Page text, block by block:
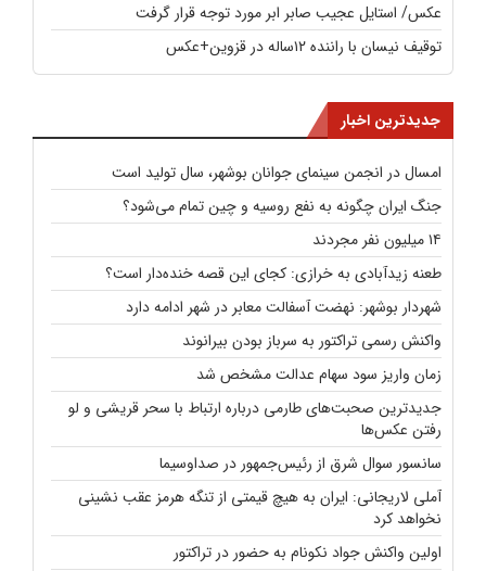
عکس/ استایل عجیب صابر ابر مورد توجه قرار گرفت
توقیف نیسان با راننده ۱۲ساله در قزوین+عکس
جدیدترین اخبار
امسال در انجمن سینمای جوانان بوشهر، سال تولید است
جنگ ایران چگونه به نفع روسیه و چین تمام می‌شود؟
۱۴ میلیون نفر مجردند
طعنه زیدآبادی به خرازی: کجای این قصه خنده‌دار است؟
شهردار بوشهر: نهضت آسفالت معابر در شهر ادامه دارد
واکنش رسمی تراکتور به سرباز بودن بیرانوند
زمان واریز سود سهام عدالت مشخص شد
جدیدترین صحبت‌های طارمی درباره ارتباط با سحر قریشی و لو
رفتن عکس‌ها
سانسور سوال شرق از رئیس‌جمهور در صداوسیما
آملی لاریجانی: ایران به هیچ قیمتی از تنگه هرمز عقب نشینی
نخواهد کرد
اولین واکنش جواد نکونام به حضور در تراکتور